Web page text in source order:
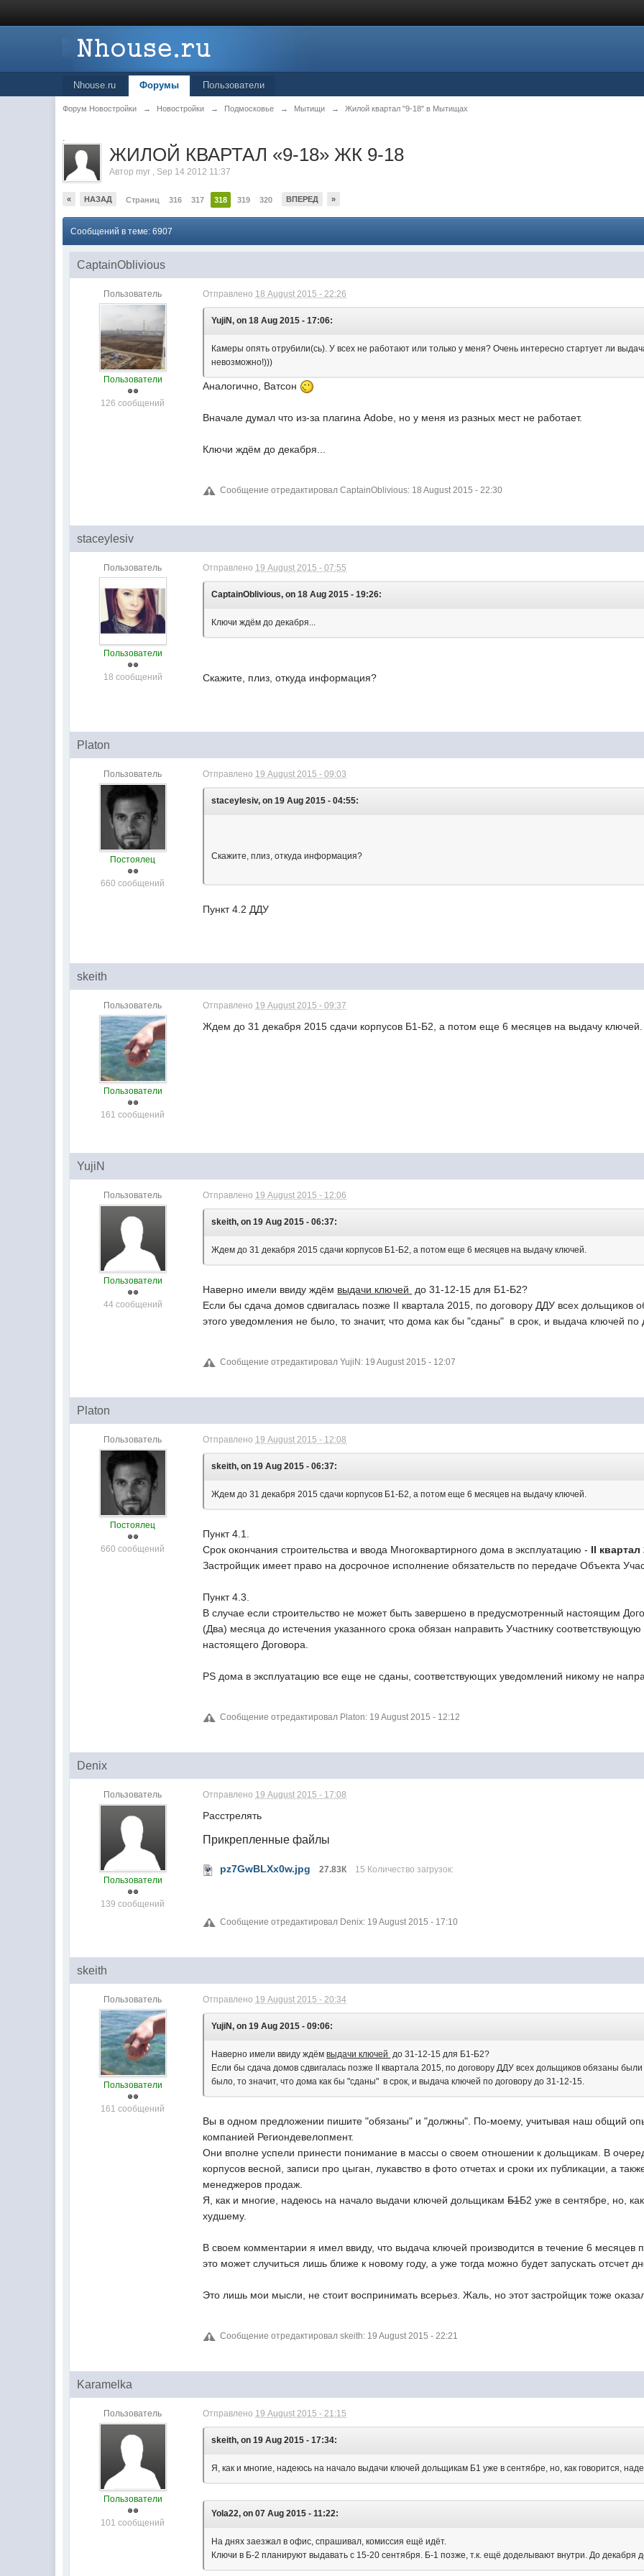
Nhouse.ru Форумы Пользователи
Форум Новостройки → Новостройки → Подмосковье → Мытищи → Жилой квартал "9-18" в Мытищах
.
ЖИЛОЙ КВАРТАЛ «9-18» ЖК 9-18
Автор myr , Sep 14 2012 11:37
« НАЗАД Страниц 316 317 318 319 320 ВПЕРЕД »
Сообщений в теме: 6907
CaptainOblivious
Пользователь
Пользователи
126 сообщений
Отправлено 18 August 2015 - 22:26
YujiN, on 18 Aug 2015 - 17:06:
Камеры опять отрубили(сь). У всех не работают или только у меня? Очень интересно стартует ли
невозможно!)))
Аналогично, Ватсон
Вначале думал что из-за плагина Adobe, но у меня из разных мест не работает.
Ключи ждём до декабря...
Сообщение отредактировал CaptainOblivious: 18 August 2015 - 22:30
staceylesiv
Пользователь
Пользователи
18 сообщений
Отправлено 19 August 2015 - 07:55
CaptainOblivious, on 18 Aug 2015 - 19:26:
Ключи ждём до декабря...
Скажите, плиз, откуда информация?
Platon
Пользователь
Постоялец
660 сообщений
Отправлено 19 August 2015 - 09:03
staceylesiv, on 19 Aug 2015 - 04:55:
Скажите, плиз, откуда информация?
Пункт 4.2 ДДУ
skeith
Пользователь
Пользователи
161 сообщений
Отправлено 19 August 2015 - 09:37
Ждем до 31 декабря 2015 сдачи корпусов Б1-Б2, а потом еще 6 месяцев на выдачу ключей.
YujiN
Пользователь
Пользователи
44 сообщений
Отправлено 19 August 2015 - 12:06
skeith, on 19 Aug 2015 - 06:37:
Ждем до 31 декабря 2015 сдачи корпусов Б1-Б2, а потом еще 6 месяцев на выдачу ключей.
Наверно имели ввиду ждём выдачи ключей до 31-12-15 для Б1-Б2?
Если бы сдача домов сдвигалась позже II квартала 2015, по договору ДДУ всех дольщиков
этого уведомления не было, то значит, что дома как бы "сданы" в срок, и выдача ключей по
Сообщение отредактировал YujiN: 19 August 2015 - 12:07
Platon
Пользователь
Постоялец
660 сообщений
Отправлено 19 August 2015 - 12:08
skeith, on 19 Aug 2015 - 06:37:
Ждем до 31 декабря 2015 сдачи корпусов Б1-Б2, а потом еще 6 месяцев на выдачу ключей.
Пункт 4.1.
Срок окончания строительства и ввода Многоквартирного дома в эксплуатацию - II квартал
Застройщик имеет право на досрочное исполнение обязательств по передаче Объекта
Пункт 4.3.
В случае если строительство не может быть завершено в предусмотренный настоящим
(Два) месяца до истечения указанного срока обязан направить Участнику
настоящего Договора.
PS дома в эксплуатацию все еще не сданы, соответствующих уведомлений никому не
Сообщение отредактировал Platon: 19 August 2015 - 12:12
Denix
Пользователь
Пользователи
139 сообщений
Отправлено 19 August 2015 - 17:08
Расстрелять
Прикрепленные файлы
pz7GwBLXx0w.jpg 27.83К 15 Количество загрузок:
Сообщение отредактировал Denix: 19 August 2015 - 17:10
skeith
Пользователь
Пользователи
161 сообщений
Отправлено 19 August 2015 - 20:34
YujiN, on 19 Aug 2015 - 09:06:
Наверно имели ввиду ждёмвыдачи ключей до 31-12-15 для Б1-Б2?
Если бы сдача домов сдвигалась позже II квартала 2015, по договору ДДУ всех дольщиков обязаны были
было, то значит, что дома как бы "сданы" в срок, и выдача ключей по договору до 31-12-15.
Вы в одном предложении пишите "обязаны" и "должны". По-моему, учитывая наш общий
компанией Региондевелопмент.
Они вполне успели принести понимание в массы о своем отношении к дольщикам. В
корпусов весной, записи про цыган, лукавство в фото отчетах и сроки их публикации, а
менеджеров продаж.
Я, как и многие, надеюсь на начало выдачи ключей дольщикамБ1Б2 уже в сентябре, но,
худшему.
В своем комментарии я имел ввиду, что выдача ключей производится в течение 6
это может случиться лишь ближе к новому году, а уже тогда можно будет запускать отсчет
Это лишь мои мысли, не стоит воспринимать всерьез. Жаль, но этот застройщик тоже
Сообщение отредактировал skeith: 19 August 2015 - 22:21
Karamelka
Пользователь
Пользователи
101 сообщений
Отправлено 19 August 2015 - 21:15
skeith, on 19 Aug 2015 - 17:34:
Я, как и многие, надеюсь на начало выдачи ключей дольщикам Б1 уже в сентябре, но, как говорится,
Yola22, on 07 Aug 2015 - 11:22:
На днях заезжал в офис, спрашивал, комиссия ещё идёт.
Ключи в Б-2 планируют выдавать с 15-20 сентября. Б-1 позже, т.к. ещё доделывают внутри. До декабря